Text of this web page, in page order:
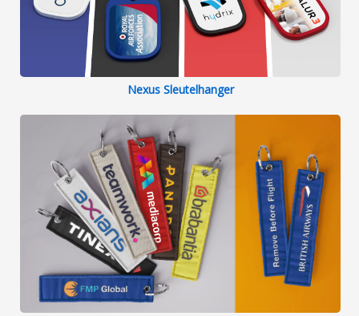
Nexus Sleutelhanger